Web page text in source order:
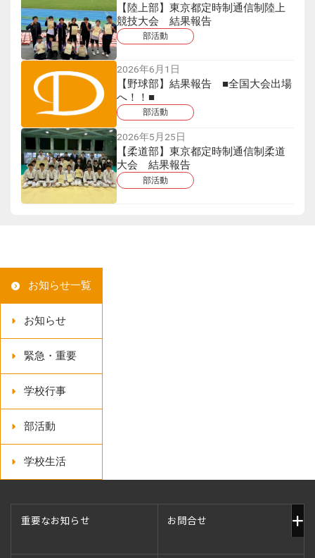
【陸上部】東京都定時制通信制陸上
競技大会 結果報告
部活動
2026年6月1日
【野球部】結果報告 ■全国大会出場
へ！！■
部活動
2026年5月25日
【柔道部】東京都定時制通信制柔道
大会 結果報告
部活動
お知らせ一覧
お知らせ
緊急・重要
学校行事
部活動
学校生活
重要なお知らせ お問合せ